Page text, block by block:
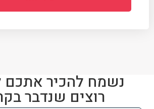
נשמח להכיר אתכם
רוצים שנדבר